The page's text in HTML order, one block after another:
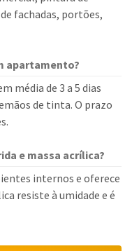
fachadas, portões,
apartamento?
média de 3 a 5 dias
de tinta. O prazo
e massa acrílica?
internos e oferece
resiste à umidade e é